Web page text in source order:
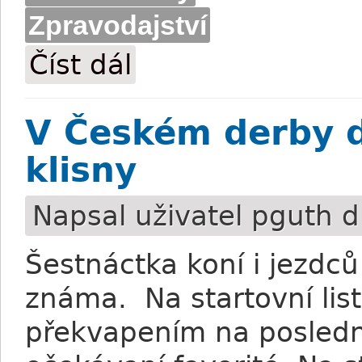
Zpravodajství
Číst dál
V Českém derby
klisny
Napsal uživatel pguth
Šestnáctka koní i
známa. Na startovní
překvapením na